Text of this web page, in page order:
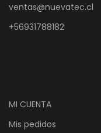
ventas@nuevatec.cl
+56931788182
MI CUENTA
Mis pedidos